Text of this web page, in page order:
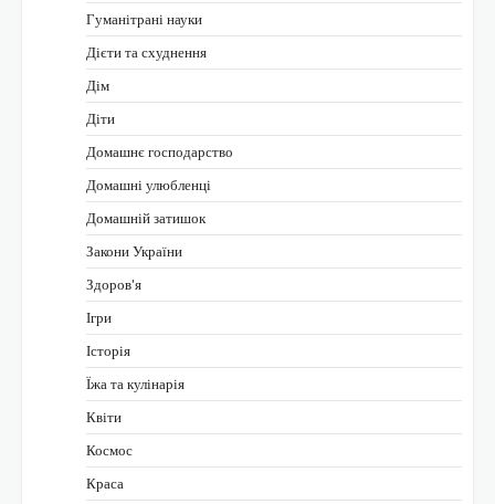
Гуманітрані науки
Дієти та схуднення
Дім
Діти
Домашнє господарство
Домашні улюбленці
Домашній затишок
Закони України
Здоров'я
Ігри
Історія
Їжа та кулінарія
Квіти
Космос
Краса